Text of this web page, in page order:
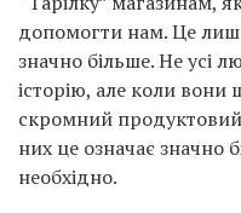
допомогти нам. Це
значно більше. Не усі
історію, але коли вони
скромний
них це означає значно
необхідно.